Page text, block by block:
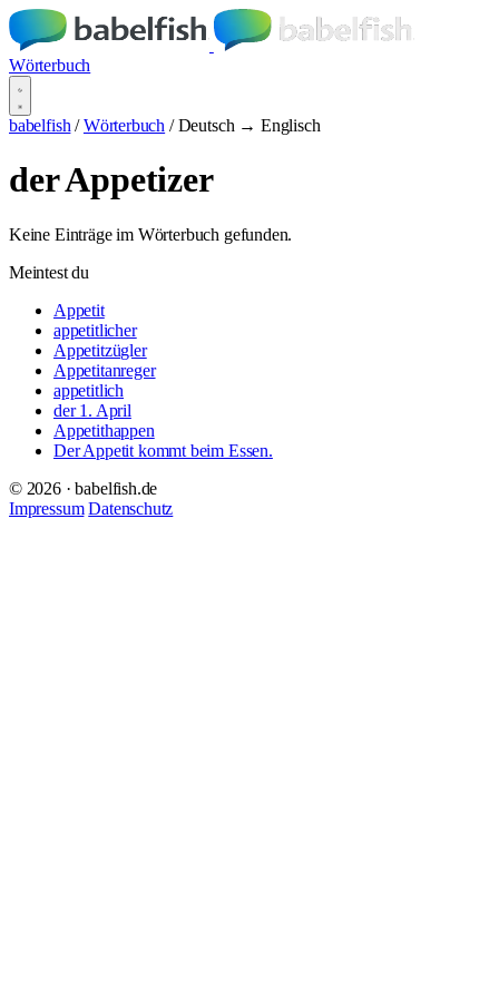
Wörterbuch
babelfish / Wörterbuch / Deutsch → Englisch
der Appetizer
Keine Einträge im Wörterbuch gefunden.
Meintest du
Appetit
appetitlicher
Appetitzügler
Appetitanreger
appetitlich
der 1. April
Appetithappen
Der Appetit kommt beim Essen.
© 2026 · babelfish.de
Impressum Datenschutz